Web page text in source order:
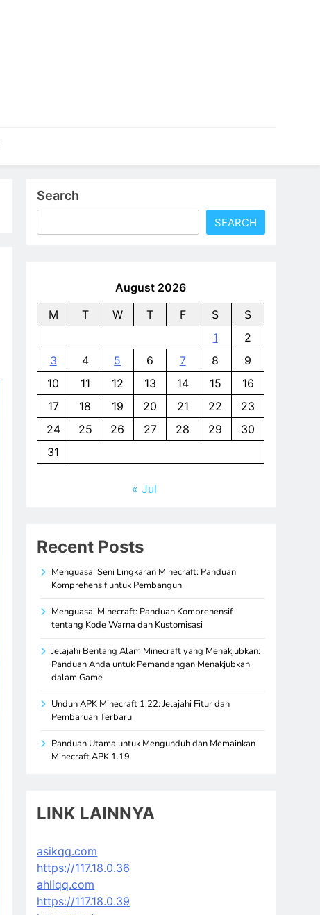
Search
SEARCH
August 2026
M
T W T F S
S
1
2
3
4 5 6 7 8
9
10
11 12 13 14 15
16
17
18 19 20 21 22
23
24
25 26 27 28 29
30
31
« Jul
Recent Posts
Menguasai Seni Lingkaran Minecraft: Panduan
Komprehensif untuk Pembangun
Menguasai Minecraft: Panduan Komprehensif
tentang Kode Warna dan Kustomisasi
Jelajahi Bentang Alam Minecraft yang Menakjubkan:
Panduan Anda untuk Pemandangan Menakjubkan
dalam Game
Unduh APK Minecraft 1.22: Jelajahi Fitur dan
Pembaruan Terbaru
Panduan Utama untuk Mengunduh dan Memainkan
Minecraft APK 1.19
LINK LAINNYA
asikqq.com
https://117.18.0.36
ahliqq.com
https://117.18.0.39